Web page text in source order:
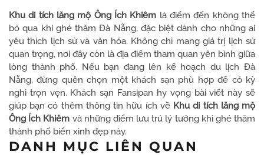
Khu di tích lăng mộ Ông Ích Khiêm là điểm đến không thể
bỏ qua khi ghé thăm Đà Nẵng, đặc biệt dành cho những ai
yêu thích lịch sử và văn hóa. Không chỉ mang giá trị lịch sử
quan trọng, nơi đây còn là địa điểm tham quan yên bình giữa
lòng thành phố. Nếu bạn đang lên kế hoạch du lịch Đà
Nẵng, đừng quên chọn một khách sạn phù hợp để có kỳ
nghỉ trọn vẹn. Khách sạn Fansipan hy vọng bài viết này sẽ
giúp bạn có thêm thông tin hữu ích về Khu di tích lăng mộ
Ông Ích Khiêm và những điểm lưu trú lý tưởng khi ghé thăm
thành phố biển xinh đẹp này.
DANH MỤC LIÊN QUAN